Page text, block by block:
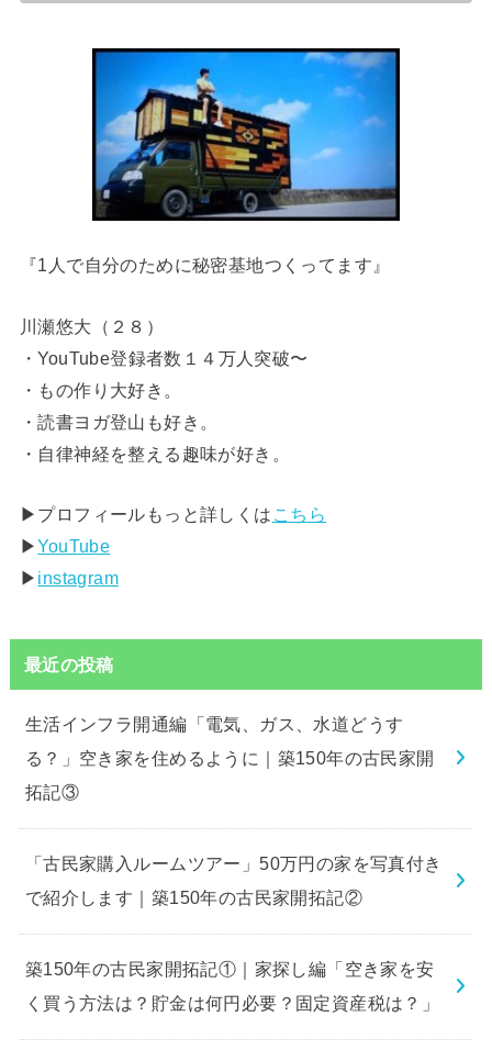
『1人で自分のために秘密基地つくってます』
川瀬悠大（２８）
・YouTube登録者数１４万人突破〜
・もの作り大好き。
・読書ヨガ登山も好き。
・自律神経を整える趣味が好き。
▶︎プロフィールもっと詳しくは こちら
▶︎YouTube
▶︎ instagram
最近の投稿
生活インフラ開通編「電気、ガス、水道どうす
る？」空き家を住めるように｜築150年の古民家開
拓記③
「古民家購入ルームツアー」50万円の家を写真付き
で紹介します｜築150年の古民家開拓記②
築150年の古民家開拓記①｜家探し編「空き家を安
く買う方法は？貯金は何円必要？固定資産税は？」